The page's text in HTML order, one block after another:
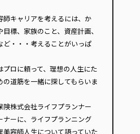
師キャリアを考えるには、か
標、家族のこと、資産計画、
ど・・・考えることがいっぱ
プロに頼って、理想の人生にた
の道筋を一緒に探してもらいま
険株式会社ライフプランナー
ナーに、ライフプランニング
美容師人生について語っていた